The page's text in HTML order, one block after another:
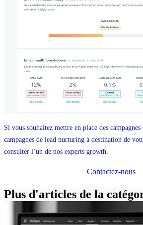
Si vous souhaitez mettre en place des
campagnes de lead nurturing à destination de
consulter l’un de nos experts growth.
Contactez-nous
Plus d'articles de la